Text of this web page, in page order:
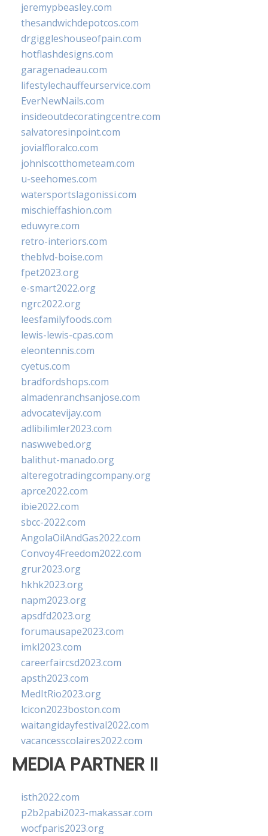
jeremypbeasley.com
thesandwichdepotcos.com
drgiggleshouseofpain.com
hotflashdesigns.com
garagenadeau.com
lifestylechauffeurservice.com
EverNewNails.com
insideoutdecoratingcentre.com
salvatoresinpoint.com
jovialfloralco.com
johnlscotthometeam.com
u-seehomes.com
watersportslagonissi.com
mischieffashion.com
eduwyre.com
retro-interiors.com
theblvd-boise.com
fpet2023.org
e-smart2022.org
ngrc2022.org
leesfamilyfoods.com
lewis-lewis-cpas.com
eleontennis.com
cyetus.com
bradfordshops.com
almadenranchsanjose.com
advocatevijay.com
adlibilimler2023.com
naswwebed.org
balithut-manado.org
alteregotradingcompany.org
aprce2022.com
ibie2022.com
sbcc-2022.com
AngolaOilAndGas2022.com
Convoy4Freedom2022.com
grur2023.org
hkhk2023.org
napm2023.org
apsdfd2023.org
forumausape2023.com
imkl2023.com
careerfaircsd2023.com
apsth2023.com
MedItRio2023.org
lcicon2023boston.com
waitangidayfestival2022.com
vacancesscolaires2022.com
MEDIA PARTNER II
isth2022.com
p2b2pabi2023-makassar.com
wocfparis2023.org